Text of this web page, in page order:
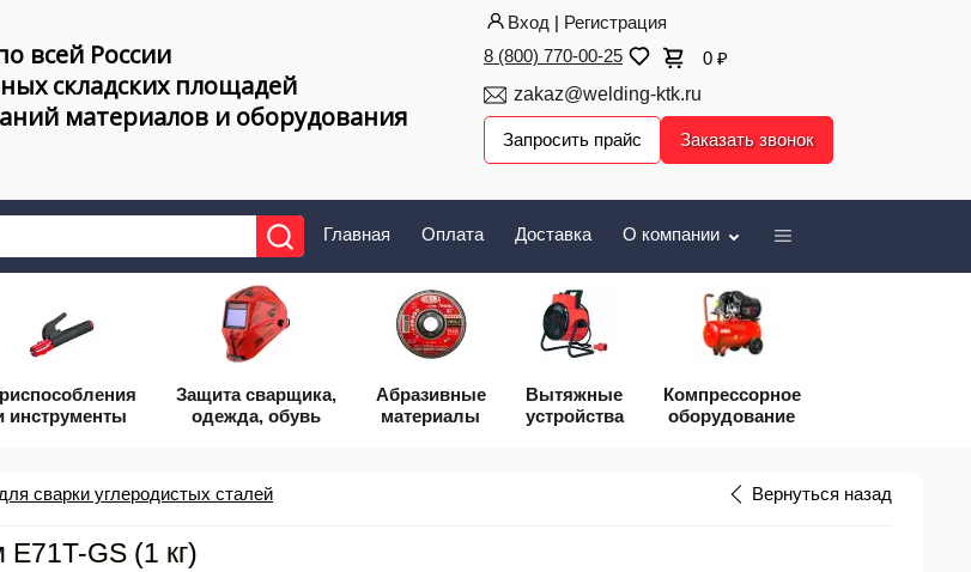
всей России
складских площадей
материалов и оборудования
Вход | Регистрация
8 (800) 770-00-25
0 ₽
zakaz@welding-ktk.ru
Запросить прайс Заказать звонок
Главная Оплата Доставка О компании
инструменты
Защита сварщика,
одежда, обувь
Абразивные
материалы
Вытяжные
устройства
Компрессорное
оборудование
Вернуться назад
сварки углеродистых сталей
GS (1 кг)